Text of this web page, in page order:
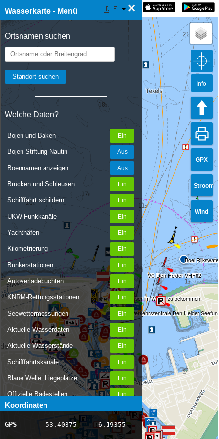
Wasserkarte - Menü ×
Ortsnamen suchen
Welche Daten?
Bojen und Baken
Bojen Stiftung Nautin
Boennamen anzeigen
Brücken und Schleusen
Schifffahrt schildern
UKW-Funkkanäle
Yachthäfen
Kilometrierung
Bunkerstationen
Autoverladebuchten
KNRM-Rettungsstationen
Seewettermessungen
Aktuelle Wasserdaten
Aktuelle Wasserstände
Schifffahrtskanäle
Blaue Welle: Liegeplätze
Offizielle Badestellen
Nachrichten Binnenschifffahrt
AIS-Schiffspositionen
Koordinaten
GPS 53.40875 6.19355
☰ Wasserkarte Live 🇩🇪
GPX
Stroom
Wind
Verkehrszentrale Den Helder
VC Den Helder VHF62
Boei
Frischwasser im Winter zu bekommen.
Info